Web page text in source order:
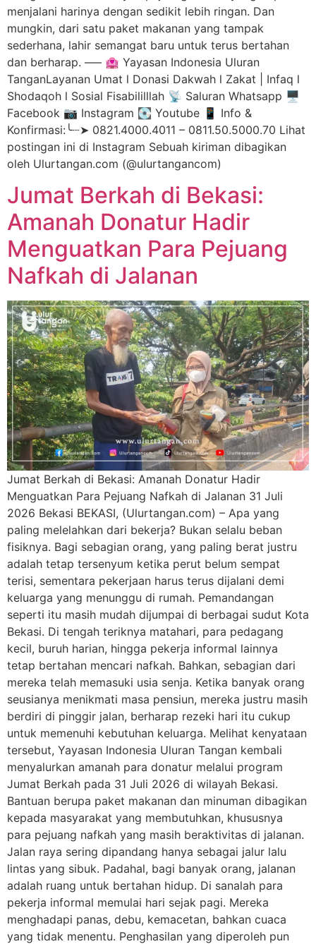
menjalani harinya dengan sedikit lebih ringan. Dan
mungkin, dari satu paket makanan yang tampak
sederhana, lahir semangat baru untuk terus bertahan
dan berharap. —– 🏩 Yayasan Indonesia Uluran
TanganLayanan Umat l Donasi Dakwah l Zakat | Infaq l
Shodaqoh l Sosial Fisabililllah 📡 Saluran Whatsapp 🖥️
Facebook 📷 Instagram 💽 Youtube 📱 Info &
Konfirmasi:╰┈➤ 0821.4000.4011 – 0811.50.5000.70 Lihat
postingan ini di Instagram Sebuah kiriman dibagikan
oleh Ulurtangan.com (@ulurtangancom)
Jumat Berkah di Bekasi:
Amanah Donatur Hadir
Menguatkan Para Pejuang
Nafkah di Jalanan
Jumat Berkah di Bekasi: Amanah Donatur Hadir
Menguatkan Para Pejuang Nafkah di Jalanan 31 Juli
2026 Bekasi BEKASI, (Ulurtangan.com) – Apa yang
paling melelahkan dari bekerja? Bukan selalu beban
fisiknya. Bagi sebagian orang, yang paling berat justru
adalah tetap tersenyum ketika perut belum sempat
terisi, sementara pekerjaan harus terus dijalani demi
keluarga yang menunggu di rumah. Pemandangan
seperti itu masih mudah dijumpai di berbagai sudut Kota
Bekasi. Di tengah teriknya matahari, para pedagang
kecil, buruh harian, hingga pekerja informal lainnya
tetap bertahan mencari nafkah. Bahkan, sebagian dari
mereka telah memasuki usia senja. Ketika banyak orang
seusianya menikmati masa pensiun, mereka justru masih
berdiri di pinggir jalan, berharap rezeki hari itu cukup
untuk memenuhi kebutuhan keluarga. Melihat kenyataan
tersebut, Yayasan Indonesia Uluran Tangan kembali
menyalurkan amanah para donatur melalui program
Jumat Berkah pada 31 Juli 2026 di wilayah Bekasi.
Bantuan berupa paket makanan dan minuman dibagikan
kepada masyarakat yang membutuhkan, khususnya
para pejuang nafkah yang masih beraktivitas di jalanan.
Jalan raya sering dipandang hanya sebagai jalur lalu
lintas yang sibuk. Padahal, bagi banyak orang, jalanan
adalah ruang untuk bertahan hidup. Di sanalah para
pekerja informal memulai hari sejak pagi. Mereka
menghadapi panas, debu, kemacetan, bahkan cuaca
yang tidak menentu. Penghasilan yang diperoleh pun